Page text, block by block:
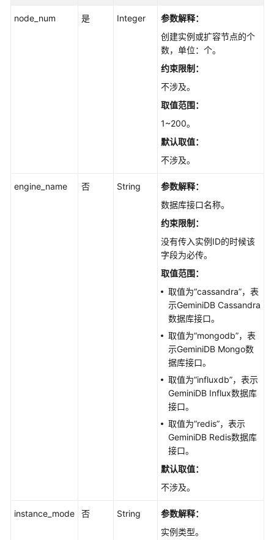
速
v3（推
实
node_num 是 Integer
参数解释：
创建实例或扩容节点的个
数，单位：个。
约束限制：
不涉及。
取值范围：
1~200。
默认取值：
不涉及。
engine_name 否 String
参数解释：
数据库接口名称。
约束限制：
没有传入实例ID的时候该
字段为必传。
取值范围：
取值为“cassandra”，表
示GeminiDB Cassandra
数据库接口。
取值为“mongodb”，表
示GeminiDB Mongo数
据库接口。
取值为“influxdb”，表示
GeminiDB Influx数据库
接口。
取值为“redis”，表示
GeminiDB Redis数据库
接口。
默认取值：
不涉及。
instance_mode 否 String
参数解释：
实例类型。